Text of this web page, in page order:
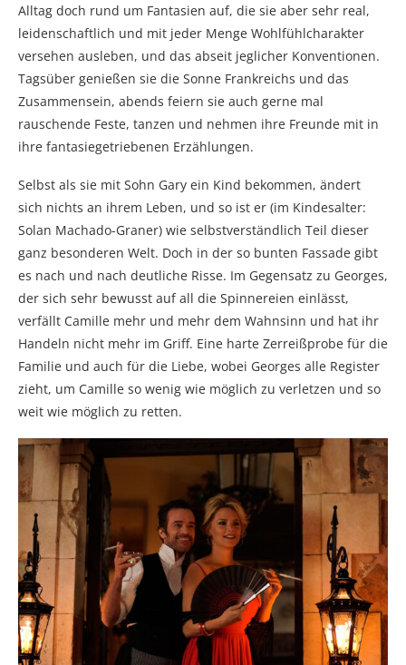
Alltag doch rund um Fantasien auf, die sie aber sehr real,
leidenschaftlich und mit jeder Menge Wohlfühlcharakter
versehen ausleben, und das abseit jeglicher Konventionen.
Tagsüber genießen sie die Sonne Frankreichs und das
Zusammensein, abends feiern sie auch gerne mal
rauschende Feste, tanzen und nehmen ihre Freunde mit in
ihre fantasiegetriebenen Erzählungen.
Selbst als sie mit Sohn Gary ein Kind bekommen, ändert
sich nichts an ihrem Leben, und so ist er (im Kindesalter:
Solan Machado-Graner) wie selbstverständlich Teil dieser
ganz besonderen Welt. Doch in der so bunten Fassade gibt
es nach und nach deutliche Risse. Im Gegensatz zu Georges,
der sich sehr bewusst auf all die Spinnereien einlässt,
verfällt Camille mehr und mehr dem Wahnsinn und hat ihr
Handeln nicht mehr im Griff. Eine harte Zerreißprobe für die
Familie und auch für die Liebe, wobei Georges alle Register
zieht, um Camille so wenig wie möglich zu verletzen und so
weit wie möglich zu retten.